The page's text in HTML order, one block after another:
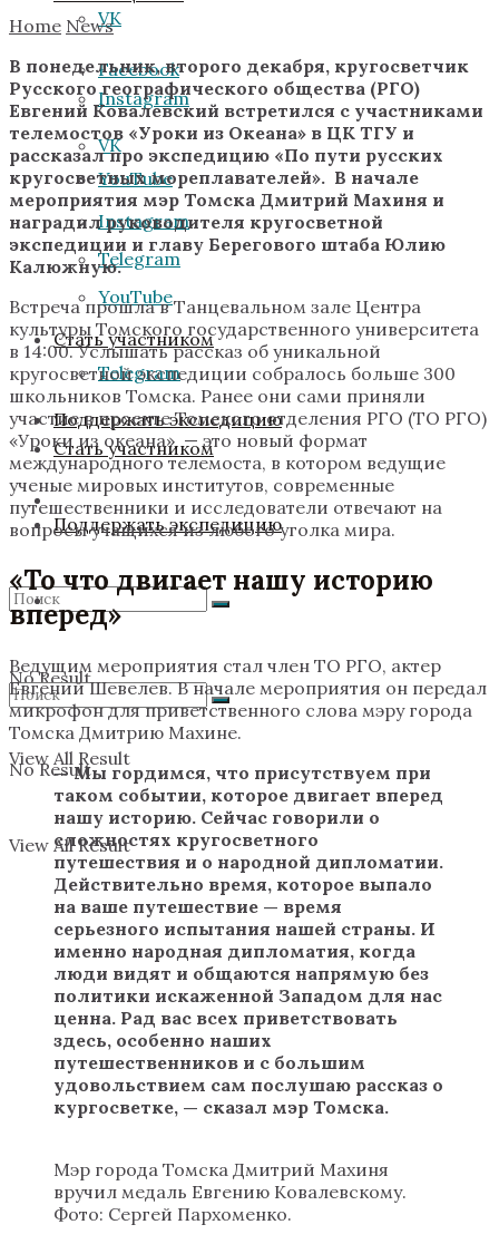
VK
Instagram
YouTube
Telegram
Стать участником
Поддержать экспедицию
No Result
View All Result
Facebook
VK
Instagram
YouTube
Telegram
Стать участником
Поддержать экспедицию
No Result
View All Result
Home News
В понедельник, второго декабря, кругосветчик
Русского географического общества (РГО)
Евгений Ковалевский встретился с участниками
телемостов «‎Уроки из Океана» в ЦК ТГУ и
рассказал про экспедицию «‎По пути русских
кругосветных мореплавателей». В начале
мероприятия мэр Томска Дмитрий Махиня и
наградил руководителя кругосветной
экспедиции и главу Берегового штаба Юлию
Калюжную.
Встреча прошла в Танцевальном зале Центра
культуры Томского государственного университета
в 14:00. Услышать рассказ об уникальной
кругосветной экспедиции собралось больше 300
школьников Томска. Ранее они сами приняли
участие в проекте Томского отделения РГО (ТО РГО)
«‎Уроки из океана» — это новый формат
международного телемоста, в котором ведущие
ученые мировых институтов, современные
путешественники и исследователи отвечают на
вопросы учащихся из любого уголка мира.
«То что двигает нашу историю
вперед»
Ведущим мероприятия стал член ТО РГО, актер
Евгений Шевелев. В начале мероприятия он передал
микрофон для приветственного слова мэру города
Томска Дмитрию Махине.
— Мы гордимся, что присутствуем при
таком событии, которое двигает вперед
нашу историю. Сейчас говорили о
сложностях кругосветного
путешествия и о народной дипломатии.
Действительно время, которое выпало
на ваше путешествие — время
серьезного испытания нашей страны. И
именно народная дипломатия, когда
люди видят и общаются напрямую без
политики искаженной Западом для нас
ценна. Рад вас всех приветствовать
здесь, особенно наших
путешественников и с большим
удовольствием сам послушаю рассказ о
кургосветке, — сказал мэр Томска.
Мэр города Томска Дмитрий Махиня
вручил медаль Евгению Ковалевскому.
Фото: Сергей Пархоменко.